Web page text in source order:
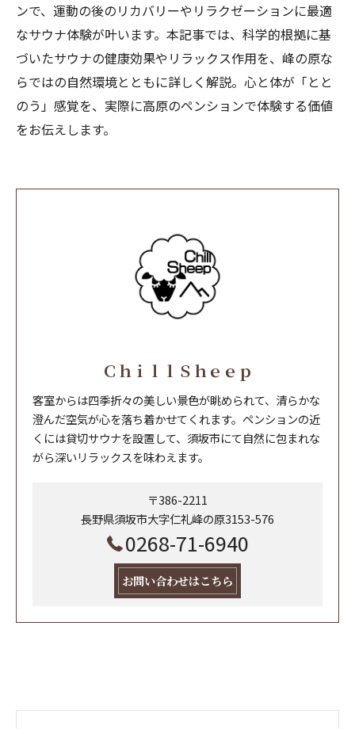
ンで、運動の後のリカバリーやリラクゼーションに最適
なサウナ体験が叶います。本記事では、科学的根拠に基
づいたサウナの健康効果やリラックス作用を、峰の原な
らではの自然環境とともに詳しく解説。心と体が「とと
のう」感覚を、実際に高原のペンションで体験する価値
をお伝えします。
ＣｈｉｌｌＳｈｅｅｐ
客室からは四季折々の美しい景色が眺められて、清らかな
澄んだ空気が心を落ち着かせてくれます。ペンションの近
くには貸切サウナを設置して、須坂市にて自然に包まれな
がら深いリラックスを味わえます。
〒386-2211
長野県須坂市大字仁礼峰の原3153-576
0268-71-6940
お問い合わせはこちら